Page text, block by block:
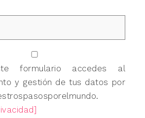
formulario accedes al
y gestión de tus datos por